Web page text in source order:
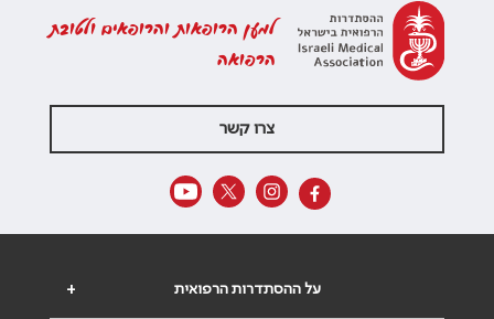
למען הרופאות והרופאים ולטובת
הרפואה
צרו קשר
+ על ההסתדרות הרפואית